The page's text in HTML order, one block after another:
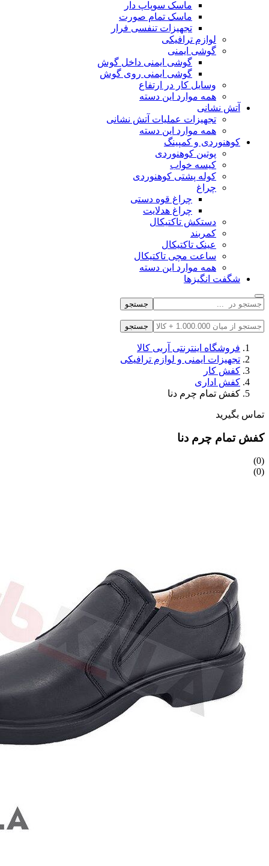
ماسک سوپاپ دار
ماسک تمام صورت
تجهیزات تنفسی فرار
لوازم ترافیکی
گوشی ایمنی
گوشی ایمنی داخل گوش
گوشی ایمنی روی گوش
وسایل کار در ارتفاع
همه موارد این دسته
آتش نشانی
تجهیزات عملیات آتش نشانی
همه موارد این دسته
کوهنوردی و کمپینگ
پوتین کوهنوردی
کیسه خواب
کوله پشتی کوهنوردی
چراغ
چراغ قوه دستی
چراغ هدلایت
دستکش تاکتیکال
کمربند
عینک تاکتیکال
ساعت مچی تاکتیکال
همه موارد این دسته
شگفت انگیزها
جستجو
جستجو
فروشگاه اینترنتی آربی کالا
تجهیزات ایمنی و لوازم ترافیکی
کفش کار
کفش اداری
کفش تمام چرم دنا
تماس بگیرید
کفش تمام چرم دنا
(0)
(0)